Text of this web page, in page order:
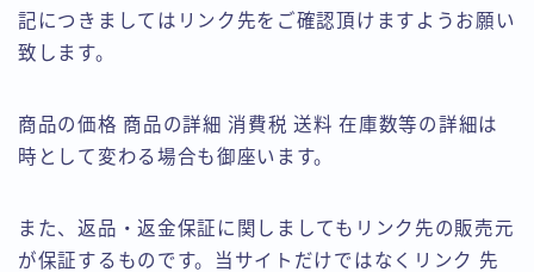
記につきましてはリンク先をご確認頂けますようお願い
致します。
商品の価格 商品の詳細 消費税 送料 在庫数等の詳細は
時として変わる場合も御座います。
また、返品・返金保証に関しましてもリンク先の販売元
が保証するものです。当サイトだけではなくリンク 先